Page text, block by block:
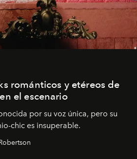
románticos y etéreos de
el escenario
por su voz única, pero su
chic es insuperable.